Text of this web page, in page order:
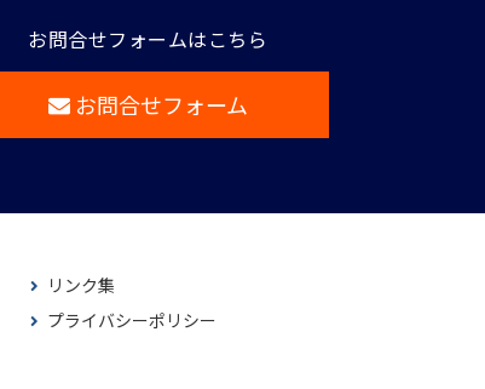
お問合せフォームはこちら
お問合せフォーム
リンク集
プライバシーポリシー